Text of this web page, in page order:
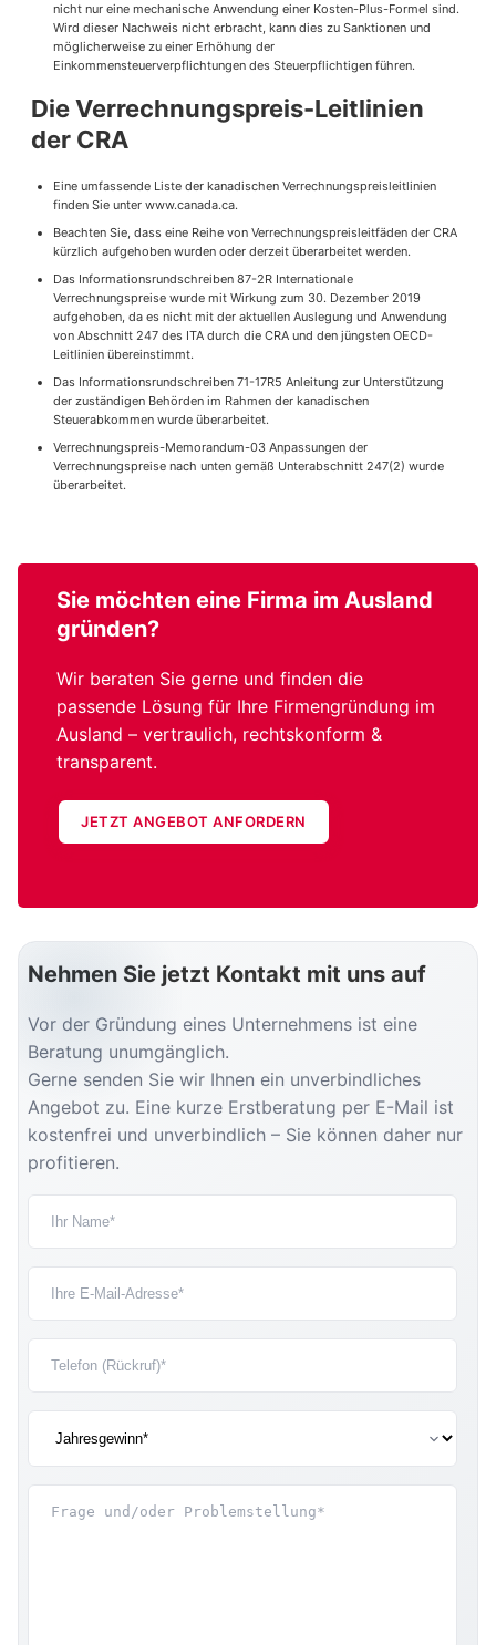
nicht nur eine mechanische Anwendung einer Kosten-Plus-Formel sind.
Wird dieser Nachweis nicht erbracht, kann dies zu Sanktionen und
möglicherweise zu einer Erhöhung der
Einkommensteuerverpflichtungen des Steuerpflichtigen führen.
Die Verrechnungspreis-Leitlinien
der CRA
Eine umfassende Liste der kanadischen Verrechnungspreisleitlinien
finden Sie unter www.canada.ca.
Beachten Sie, dass eine Reihe von Verrechnungspreisleitfäden der CRA
kürzlich aufgehoben wurden oder derzeit überarbeitet werden.
Das Informationsrundschreiben 87-2R Internationale
Verrechnungspreise wurde mit Wirkung zum 30. Dezember 2019
aufgehoben, da es nicht mit der aktuellen Auslegung und Anwendung
von Abschnitt 247 des ITA durch die CRA und den jüngsten OECD-
Leitlinien übereinstimmt.
Das Informationsrundschreiben 71-17R5 Anleitung zur Unterstützung
der zuständigen Behörden im Rahmen der kanadischen
Steuerabkommen wurde überarbeitet.
Verrechnungspreis-Memorandum-03 Anpassungen der
Verrechnungspreise nach unten gemäß Unterabschnitt 247(2) wurde
überarbeitet.
Sie möchten eine Firma im Ausland
gründen?
Wir beraten Sie gerne und finden die
passende Lösung für Ihre Firmengründung im
Ausland – vertraulich, rechtskonform &
transparent.
JETZT ANGEBOT ANFORDERN
Nehmen Sie jetzt Kontakt mit uns auf
Vor der Gründung eines Unternehmens ist eine
Beratung unumgänglich.
Gerne senden Sie wir Ihnen ein unverbindliches
Angebot zu. Eine kurze Erstberatung per E-Mail ist
kostenfrei und unverbindlich – Sie können daher nur
profitieren.